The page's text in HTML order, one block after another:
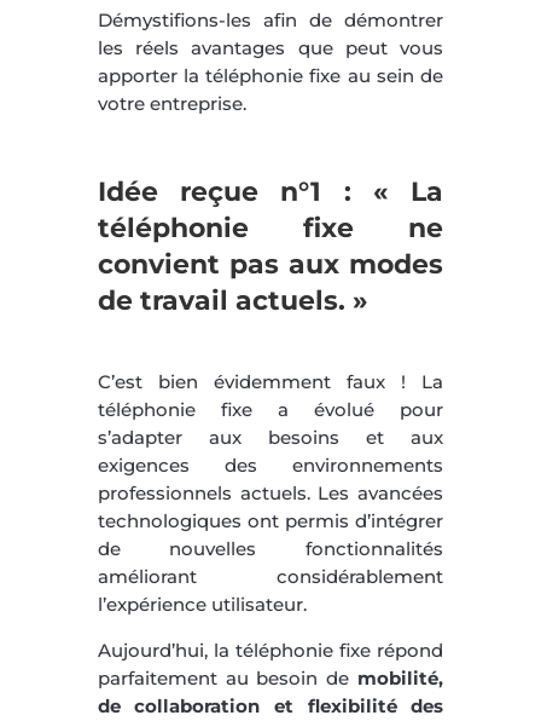
Démystifions-les afin de démontrer
les réels avantages que peut vous
apporter la téléphonie fixe au sein de
votre entreprise.
Idée reçue n°1 : « La
téléphonie fixe ne
convient pas aux modes
de travail actuels. »
C’est bien évidemment faux ! La
téléphonie fixe a évolué pour
s’adapter aux besoins et aux
exigences des environnements
professionnels actuels. Les avancées
technologiques ont permis d’intégrer
de nouvelles fonctionnalités
améliorant considérablement
l’expérience utilisateur.
Aujourd’hui, la téléphonie fixe répond
parfaitement au besoin de mobilité,
de collaboration et flexibilité des